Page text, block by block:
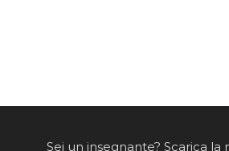
Sei un insegnante? Scarica la